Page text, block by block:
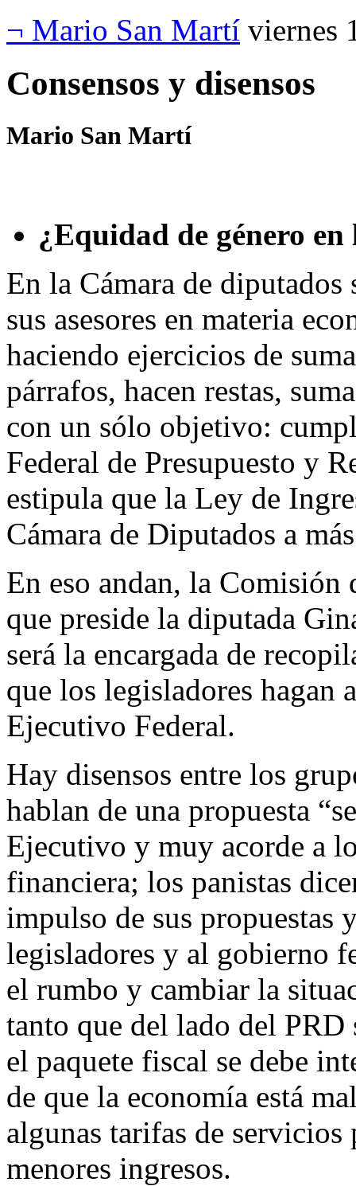
¬ Mario San Martí viernes
Consensos y disensos
Mario San Martí
¿Equidad de género en
En la Cámara de
sus asesores en materia
haciendo ejercicios de
párrafos, hacen restas,
con un sólo objetivo:
Federal de Presupuesto y
estipula que la Ley de
Cámara de Diputados a
En eso andan, la
que preside la diputada
será la encargada de
que los legisladores hagan
Ejecutivo Federal.
Hay disensos entre los
hablan de una propuesta
Ejecutivo y muy acorde a
financiera; los panistas
impulso de sus propuestas
legisladores y al gobierno
el rumbo y cambiar la
tanto que del lado del PRD
el paquete fiscal se debe
de que la economía está
algunas tarifas de servicios
menores ingresos.